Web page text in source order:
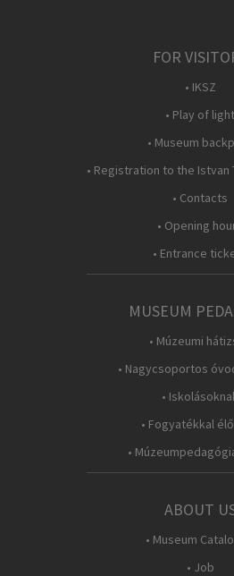
FOR
• IKSZ
• Play of light
• Museum
• Registration to the Istvan
• Contacts
• Opening
• Entrance
MUSEUM
• Múzeumi
• Nagycsoportos
•
• Fogyatékkal
•
ABOUT
• Museum
• Job